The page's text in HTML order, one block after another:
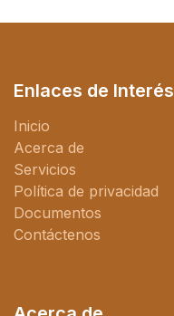
Enlaces de Interés
Inicio
Acerca de
Servicios
Política de privacidad
Documentos
Contáctenos